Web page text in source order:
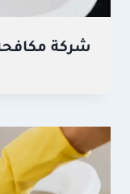
شركة مكافحة